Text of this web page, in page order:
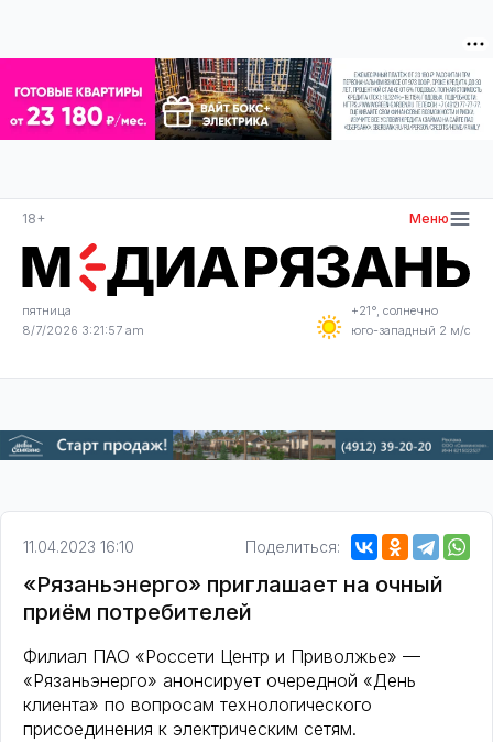
18+ Меню
пятница
8/7/2026 3:21:57 am
+21°, солнечно
юго-западный 2 м/с
11.04.2023 16:10 Поделиться:
«Рязаньэнерго» приглашает на очный
приём потребителей
Филиал ПАО «Россети Центр и Приволжье» —
«Рязаньэнерго» анонсирует очередной «День
клиента» по вопросам технологического
присоединения к электрическим сетям.